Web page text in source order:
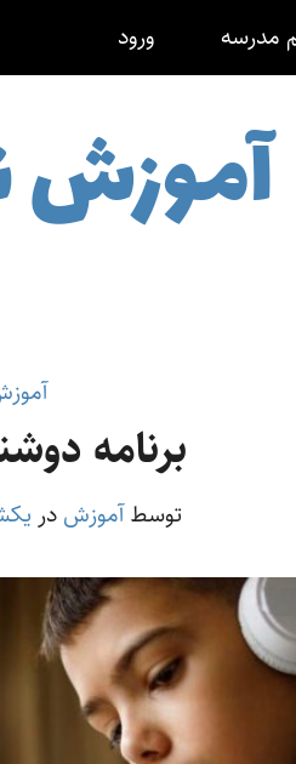
مدرسه ورود
آموزش
برنامه دوشنبه
توسطآموزش در